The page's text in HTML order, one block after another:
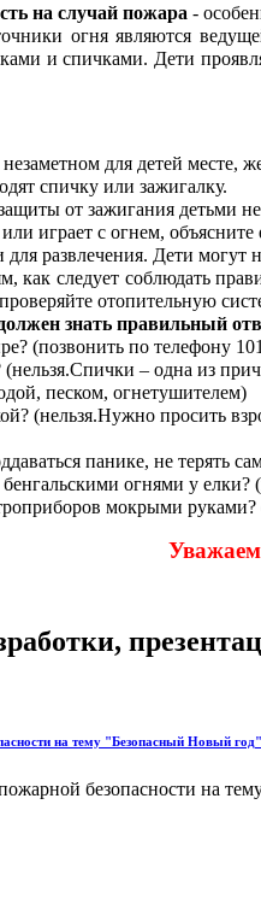
на случай пожара -
огня являются
и спичками. Дети
для детей месте,
спичку или зажигалку.
от зажигания детьми
играет с огнем,
развлечения. Дети могут
как следует соблюдать
отопительную
знать правильный
(позвонить по телефону
– одна из
песком, огнетушителем)
(нельзя.Нужно просить
панике, не терять
огнями у елки?
мокрыми руками?
на тему "Безопасный Новый год"
безопасности на